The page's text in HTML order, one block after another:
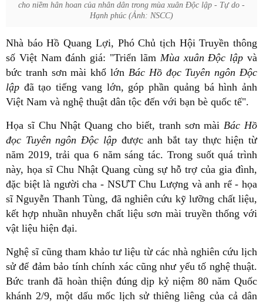
cho niềm hân hoan của nhân dân trong mùa xuân Độc lập - Tự do -
Hạnh phúc (Ảnh: NSCC)
Nhà báo Hồ Quang Lợi, Phó Chủ tịch Hội Truyền thông
số Việt Nam đánh giá: "Triển lãm Mùa xuân Độc lập và
bức tranh sơn mài khổ lớn Bác Hồ đọc Tuyên ngôn Độc
lập đã tạo tiếng vang lớn, góp phần quảng bá hình ảnh
Việt Nam và nghệ thuật dân tộc đến với bạn bè quốc tế".
Họa sĩ Chu Nhật Quang cho biết, tranh sơn màiBác Hồ
đọc Tuyên ngôn Độc lập được anh bắt tay thực hiện từ
năm 2019, trải qua 6 năm sáng tác. Trong suốt quá trình
này, họa sĩ Chu Nhật Quang cùng sự hỗ trợ của gia đình,
đặc biệt là người cha - NSƯT Chu Lượng và anh rể - họa
sĩ Nguyễn Thanh Tùng, đã nghiên cứu kỹ lưỡng chất liệu,
kết hợp nhuần nhuyễn chất liệu sơn mài truyền thống với
vật liệu hiện đại.
Nghệ sĩ cũng tham khảo tư liệu từ các nhà nghiên cứu lịch
sử để đảm bảo tính chính xác cũng như yếu tố nghệ thuật.
Bức tranh đã hoàn thiện đúng dịp kỷ niệm 80 năm Quốc
khánh 2/9, một dấu mốc lịch sử thiêng liêng của cả dân